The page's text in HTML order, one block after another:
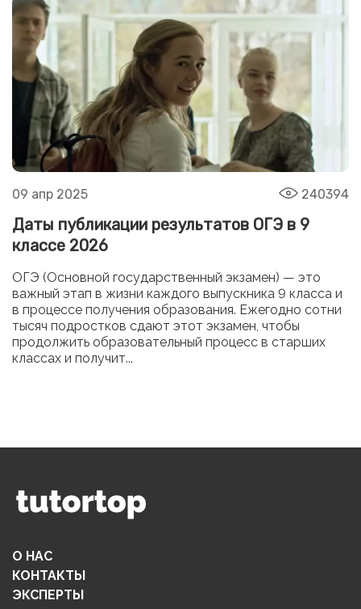
09 апр 2025 240394
Даты публикации результатов ОГЭ в 9
классе 2026
ОГЭ (Основной государственный экзамен) — это
важный этап в жизни каждого выпускника 9 класса и
в процессе получения образования. Ежегодно сотни
тысяч подростков сдают этот экзамен, чтобы
продолжить образовательный процесс в старших
классах и получит...
О НАС
КОНТАКТЫ
ЭКСПЕРТЫ